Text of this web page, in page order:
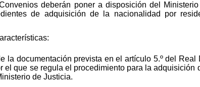
deberán poner a disposición del
de adquisición de la nacionalidad por
la documentación prevista en el artículo 5.º del Real
el que se regula el procedimiento para la adquisición
de Justicia.